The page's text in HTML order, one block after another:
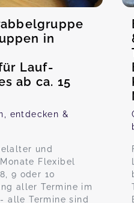
in
Lauf-
ab ca. 15
entdecken &
und
Flexibel
9 oder 10
aller Termine im
alle Termine sind